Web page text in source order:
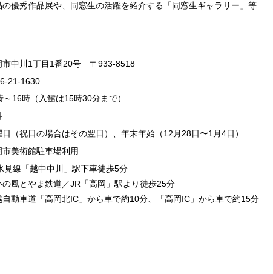
優秀作品展や、同窓生の活躍を紹介する「同窓生ギャラリー」等
市中川1丁目1番20号 〒933-8518
21-1630
～16時（入館は15時30分まで）
日（祝日の場合はその翌日）、年末年始（12月28日〜1月4日）
市美術館駐車場利用
見線「越中中川」駅下車徒歩5分
の風とやま鉄道／JR「高岡」駅より徒歩25分
自動車道「高岡北IC」から車で約10分、「高岡IC」から車で約15分